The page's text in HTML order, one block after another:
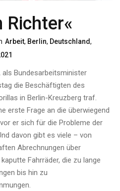
Richter«
Arbeit, Berlin, Deutschland,
als Bundesarbeitsminister
die Beschäftigten des
in Berlin-Kreuzberg traf.
erste Frage an die überwiegend
er sich für die Probleme der
davon gibt es viele – von
Abrechnungen über
Fahrräder, die zu lange
bis hin zu